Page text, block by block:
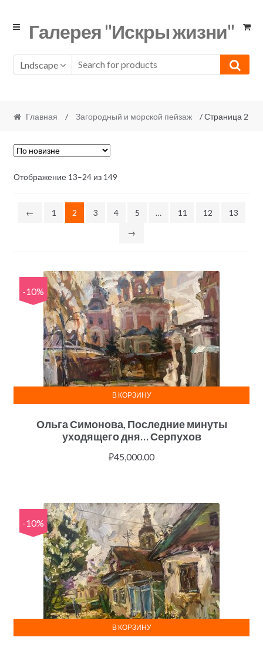
Skip
Skip Галерея "Искры жизни"
Lndscape
Главная / Загородный и морской пейзаж / Страница 2
Отображение 13–24 из 149
← 1 2 3 4 5 … 11 12 13
→
-10%
Ольга Симонова, Последние минуты
уходящего дня… Серпухов
₽45,000.00
В КОРЗИНУ
-10%
В КОРЗИНУ